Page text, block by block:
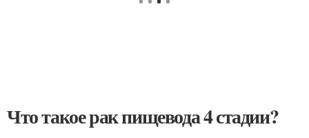
Что такое рак пищевода 4 стадии?